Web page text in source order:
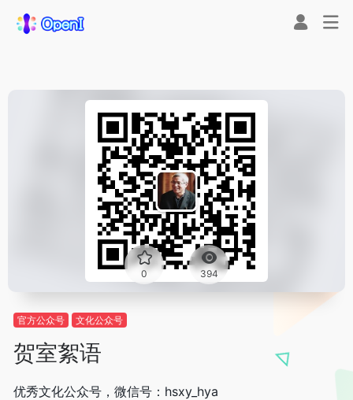
0 394
官方公众号 文化公众号
贺室絮语
优秀文化公众号，微信号：hsxy_hya